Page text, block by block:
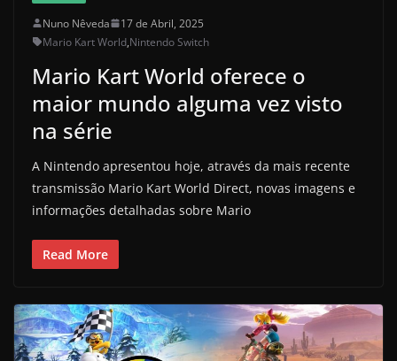
Nuno Nêveda
17 de Abril, 2025
Mario Kart World,Nintendo Switch
Mario Kart World oferece o
maior mundo alguma vez visto
na série
A Nintendo apresentou hoje, através da mais recente
transmissão Mario Kart World Direct, novas imagens e
informações detalhadas sobre Mario
Read More